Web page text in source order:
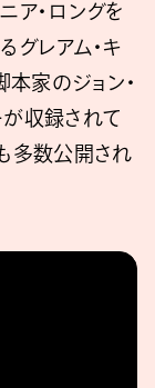
ア・ロングを
グレアム・キ
本家のジョン・
収録されて
多数公開され